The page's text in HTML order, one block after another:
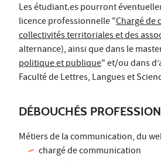
Les étudiant.es pourront
licence professionnelle "Chargé de
collectivités territoriales et des
alternance), ainsi que dans le
politique et publique" et/ou dans
Faculté de Lettres, Langues et
DÉBOUCHÉS
Métiers de la communication, du
chargé de communication